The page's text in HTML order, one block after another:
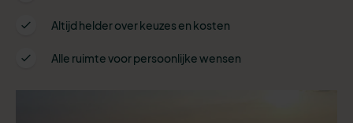
Altijd helder over keuzes en kosten
Alle ruimte voor persoonlijke wensen